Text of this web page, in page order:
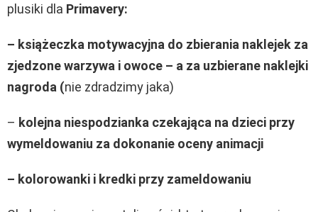
plusiki dla Primavery:
– książeczka motywacyjna do zbierania naklejek za
zjedzone warzywa i owoce – a za uzbierane naklejki
nagroda (nie zdradzimy jaka)
– kolejna niespodzianka czekająca na dzieci przy
wymeldowaniu za dokonanie oceny animacji
– kolorowanki i kredki przy zameldowaniu